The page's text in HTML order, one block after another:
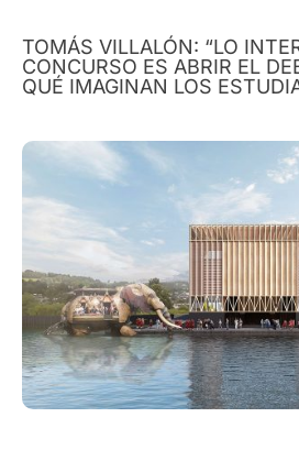
TOMÁS VILLALÓN: “LO
CONCURSO ES ABRIR EL
QUÉ IMAGINAN LOS